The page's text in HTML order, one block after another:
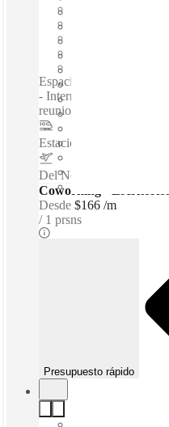
Espacios de coworking /
- Internet de alta
reuniones - Servicios de
Estacion de Metro
Del Norte International
Coworking - Escritorios
Desde $166 /m
1 prsns
Presupuesto rápido